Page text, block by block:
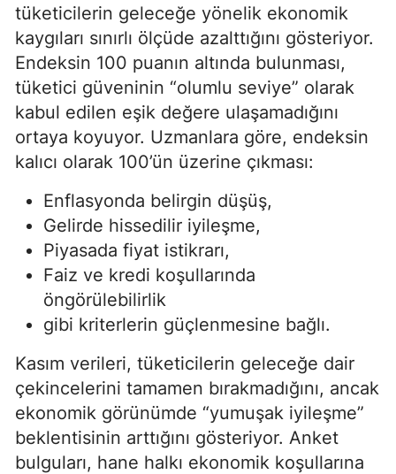
tüketicilerin geleceğe yönelik ekonomik
kaygıları sınırlı ölçüde azalttığını gösteriyor.
Endeksin 100 puanın altında bulunması,
tüketici güveninin “olumlu seviye” olarak
kabul edilen eşik değere ulaşamadığını
ortaya koyuyor. Uzmanlara göre, endeksin
kalıcı olarak 100’ün üzerine çıkması:
Enflasyonda belirgin düşüş,
Gelirde hissedilir iyileşme,
Piyasada fiyat istikrarı,
Faiz ve kredi koşullarında
öngörülebilirlik
gibi kriterlerin güçlenmesine bağlı.
Kasım verileri, tüketicilerin geleceğe dair
çekincelerini tamamen bırakmadığını, ancak
ekonomik görünümde “yumuşak iyileşme”
beklentisinin arttığını gösteriyor. Anket
bulguları, hane halkı ekonomik koşullarına